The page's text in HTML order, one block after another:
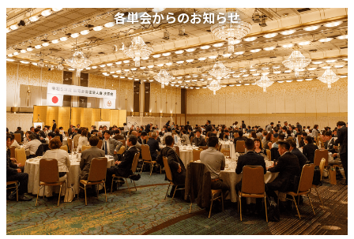
各単会からのお知らせ